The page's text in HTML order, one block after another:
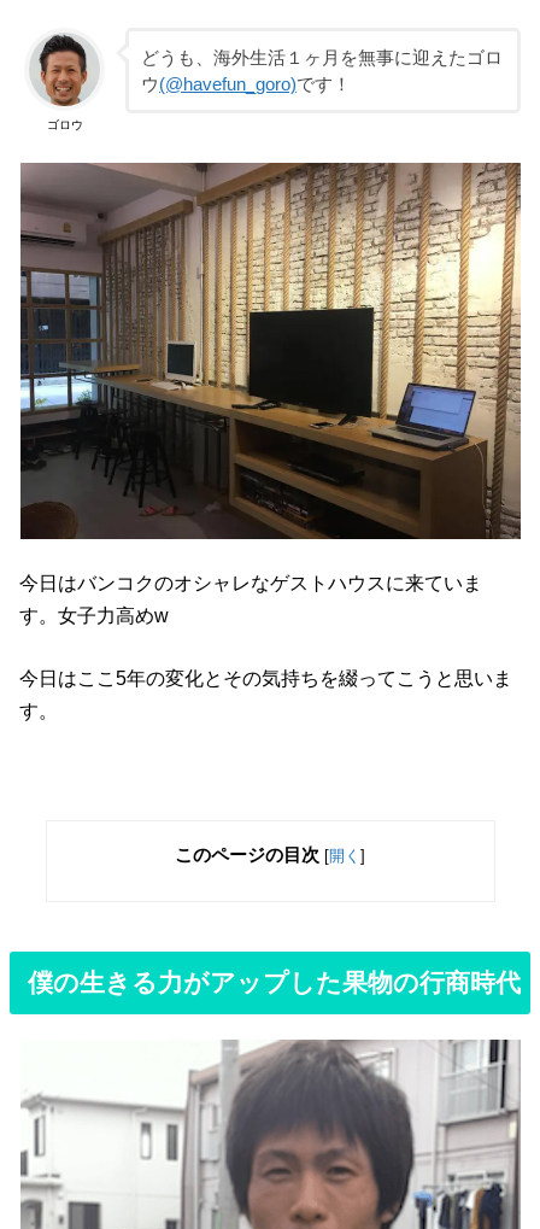
ゴロウ
どうも、海外生活１ヶ月を無事に迎えたゴロ
ウ(@havefun_goro)です！
今日はバンコクのオシャレなゲストハウスに来ていま
す。女子力高めw
今日はここ5年の変化とその気持ちを綴ってこうと思いま
す。
このページの目次 [開く ]
僕の生きる力がアップした果物の行商時代